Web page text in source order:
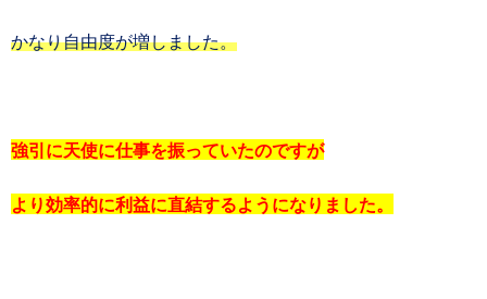
かなり自由度が増しました。
強引に天使に仕事を振っていたのですが
より効率的に利益に直結するようになりました。